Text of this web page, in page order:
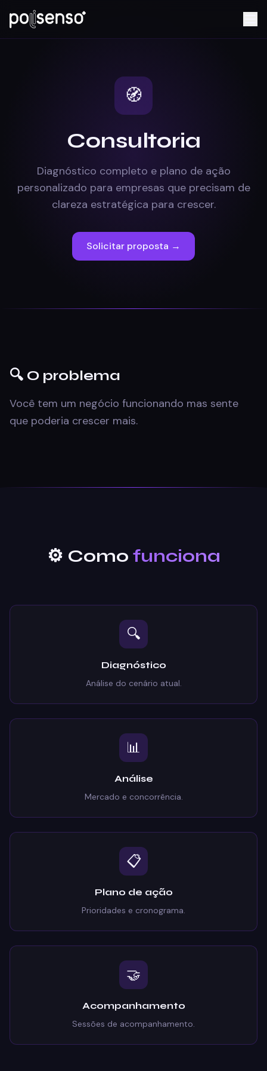
🧭
Consultoria
Diagnóstico completo e plano de ação
personalizado para empresas que precisam de
clareza estratégica para crescer.
Solicitar proposta →
🔍 O problema
Você tem um negócio funcionando mas sente
que poderia crescer mais.
⚙️ Como funciona
🔍
Diagnóstico
Análise do cenário atual.
📊
Análise
Mercado e concorrência.
📋
Plano de ação
Prioridades e cronograma.
🤝
Acompanhamento
Sessões de acompanhamento.